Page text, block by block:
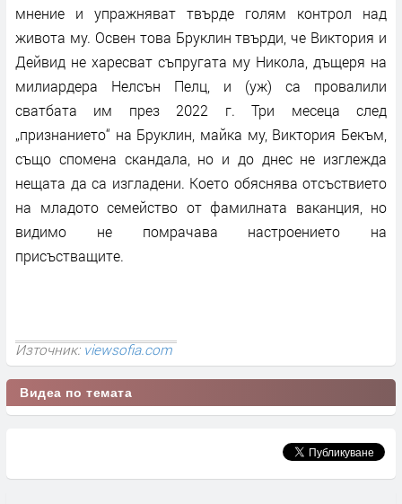
мнение и упражняват твърде голям контрол над
живота му. Освен това Бруклин твърди, че Виктория и
Дейвид не харесват съпругата му Никола, дъщеря на
милиардера Нелсън Пелц, и (уж) са провалили
сватбата им през 2022 г. Три месеца след
„признанието“ на Бруклин, майка му, Виктория Бекъм,
също спомена скандала, но и до днес не изглежда
нещата да са изгладени. Което обяснява отсъствието
на младото семейство от фамилната ваканция, но
видимо не помрачава настроението на
присъстващите.
Източник: viewsofia.com
Видеа по темата